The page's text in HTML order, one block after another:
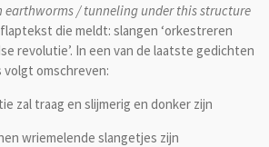
earthworms / tunneling under this structure
die meldt: slangen ‘orkestreren
revolutie’. In een van de laatste gedichten
omschreven:
zal traag en slijmerig en donker zijn
wriemelende slangetjes zijn